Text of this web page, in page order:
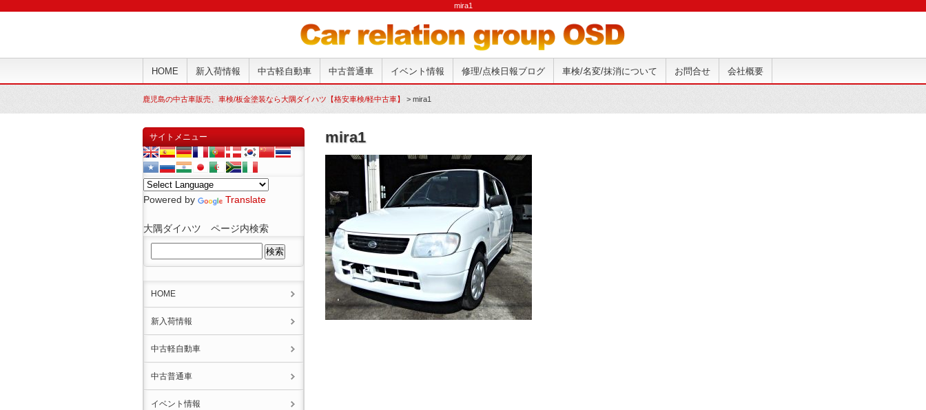
mira1
HOME 新入荷情報 中古軽自動車 中古普通車 イベント情報 修理/点検日報ブログ 車検/名変/抹消について お問合せ 会社概要
鹿児島の中古車販売、車検/板金塗装なら大隅ダイハツ【格安車検/軽中古車】 > mira1
mira1
サイトメニュー
Powered by Translate
大隅ダイハツ ページ内検索
HOME
新入荷情報
中古軽自動車
中古普通車
イベント情報